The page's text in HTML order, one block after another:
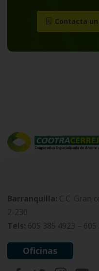
Contacta
Barranquilla: C.C. Gran
2-230
Tels: 605 385 4923 – 605
Oficinas